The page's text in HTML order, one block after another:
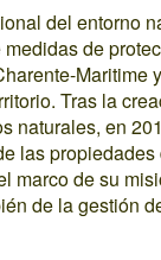
del entorno
de
Maritime
Tras la
naturales, en
las
marco de su
de la gestión